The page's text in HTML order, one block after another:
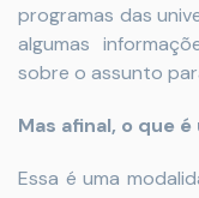
programas das
algumas
sobre o assunto
Mas afinal, o que
Essa é uma